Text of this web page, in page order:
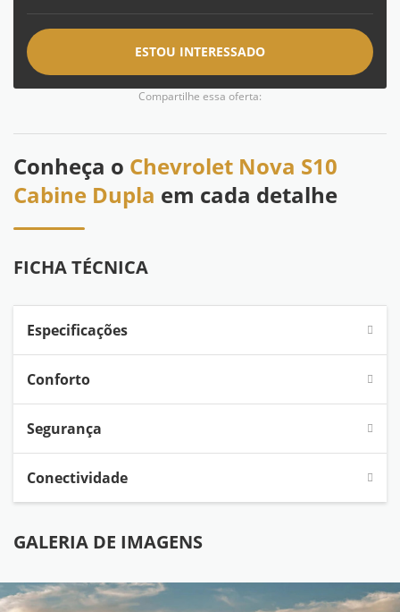
ESTOU INTERESSADO
Compartilhe essa oferta:
Conheça o Chevrolet Nova S10
Cabine Dupla em cada detalhe
FICHA TÉCNICA
Especificações
Conforto
Segurança
Conectividade
GALERIA DE IMAGENS